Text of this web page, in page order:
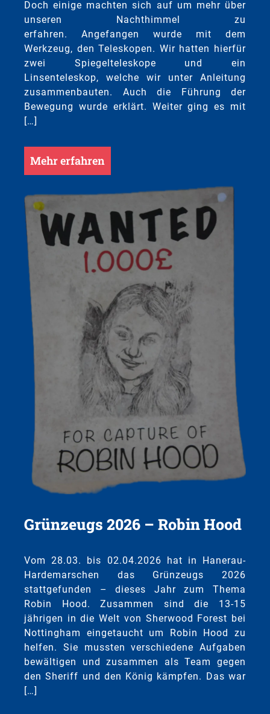
Doch einige machten sich auf um mehr über
unseren Nachthimmel zu
erfahren. Angefangen wurde mit dem
Werkzeug, den Teleskopen. Wir hatten hierfür
zwei Spiegelteleskope und ein
Linsenteleskop, welche wir unter Anleitung
zusammenbauten. Auch die Führung der
Bewegung wurde erklärt. Weiter ging es mit
[…]
Mehr erfahren
Grünzeugs 2026 – Robin Hood
Vom 28.03. bis 02.04.2026 hat in Hanerau-
Hardemarschen das Grünzeugs 2026
stattgefunden – dieses Jahr zum Thema
Robin Hood. Zusammen sind die 13-15
jährigen in die Welt von Sherwood Forest bei
Nottingham eingetaucht um Robin Hood zu
helfen. Sie mussten verschiedene Aufgaben
bewältigen und zusammen als Team gegen
den Sheriff und den König kämpfen. Das war
[…]